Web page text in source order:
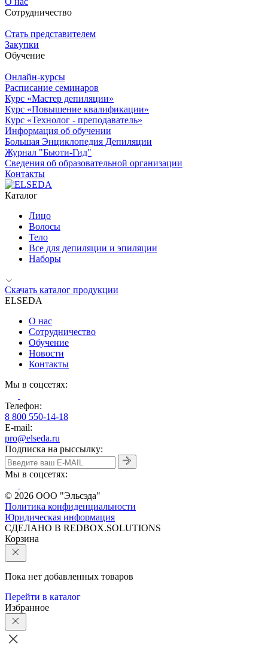
Сотрудничество
Стать представителем
Закупки
Обучение
Онлайн-курсы
Расписание семинаров
Курс «Мастер депиляции»
Курс «Повышение квалификации»
Курс «Технолог - преподаватель»
Информация об обучении
Большая Энциклопедия Депиляции
Журнал "Бьюти-Гид"
Сведения об образовательной организации
Контакты
Каталог
Лицо
Волосы
Тело
Все для депиляции и эпиляции
Наборы
Скачать каталог продукции
ELSEDA
О нас
Сотрудничество
Обучение
Новости
Контакты
Мы в соцсетях:
Телефон:
8 800 550-14-18
E-mail:
pro@elseda.ru
Подписка на рыссылку:
Мы в соцсетях:
© 2026 ООО "Эльсэда"
Политика конфиденциальности
Юридическая информация
CДЕЛАНО В REDBOX.SOLUTIONS
Корзина
Пока нет добавленных товаров
Перейти в каталог
Избранное